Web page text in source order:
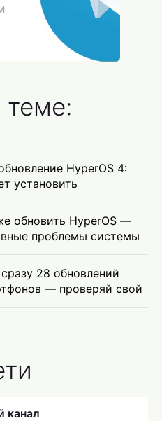
теме:
HyperOS 4:
установить
обновить HyperOS —
проблемы системы
28 обновлений
— проверяй свой
канал